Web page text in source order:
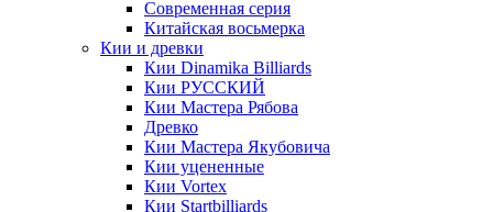
Современная серия
Китайская восьмерка
Кии и древки
Кии Dinamika Billiards
Кии РУССКИЙ
Кии Мастера Рябова
Древко
Кии Мастера Якубовича
Кии уцененные
Кии Vortex
Кии Startbilliards